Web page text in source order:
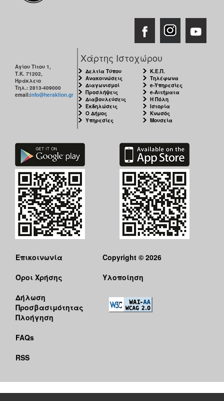
Αγίου Τίτου 1,
Τ.Κ. 71202,
Ηράκλειο
Τηλ.: 2813-409000
email:info@heraklion.gr
Χάρτης Ιστοχώρου
Δελτία Τύπου
Ανακοινώσεις
Διαγωνισμοί
Προσλήψεις
Διαβουλεύσεις
Εκδηλώσεις
Ο Δήμος
Υπηρεσίες
Κ.Ε.Π.
Τηλέφωνα
e-Υπηρεσίες
e-Αιτήματα
Η Πόλη
Ιστορία
Κνωσός
Μουσεία
Επικοινωνία
Όροι Χρήσης
Δήλωση
Προσβασιμότητας
Πλοήγηση
FAQs
RSS
Copyright © 2026
Υλοποίηση